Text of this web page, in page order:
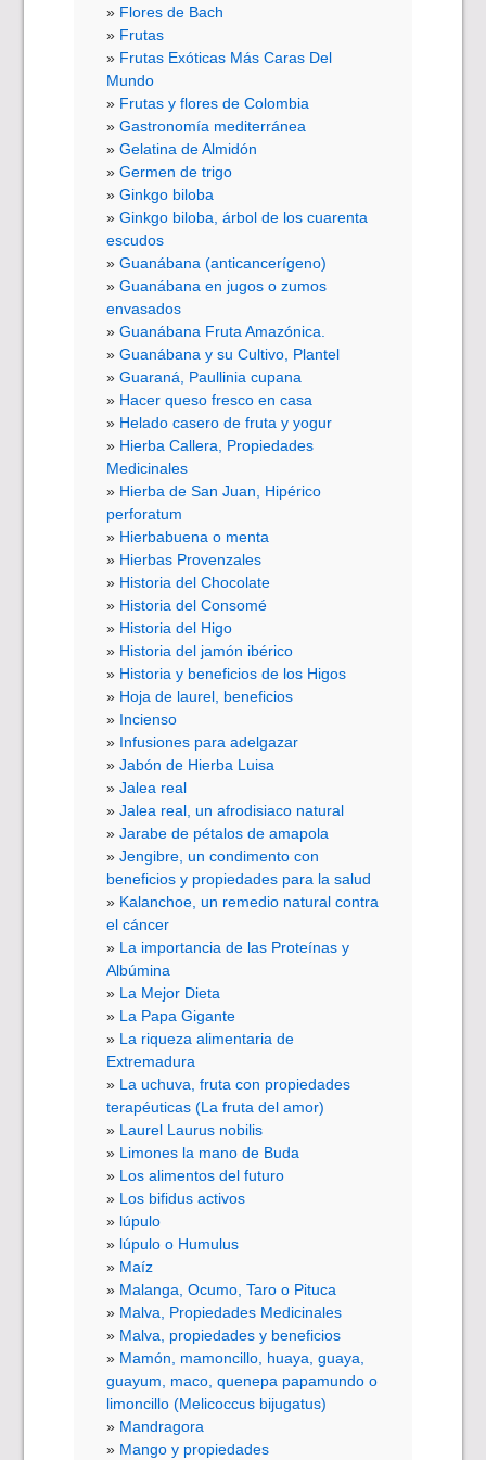
Flores de Bach
Frutas
Frutas Exóticas Más Caras Del
Mundo
Frutas y flores de Colombia
Gastronomía mediterránea
Gelatina de Almidón
Germen de trigo
Ginkgo biloba
Ginkgo biloba, árbol de los cuarenta
escudos
Guanábana (anticancerígeno)
Guanábana en jugos o zumos
envasados
Guanábana Fruta Amazónica.
Guanábana y su Cultivo, Plantel
Guaraná, Paullinia cupana
Hacer queso fresco en casa
Helado casero de fruta y yogur
Hierba Callera, Propiedades
Medicinales
Hierba de San Juan, Hipérico
perforatum
Hierbabuena o menta
Hierbas Provenzales
Historia del Chocolate
Historia del Consomé
Historia del Higo
Historia del jamón ibérico
Historia y beneficios de los Higos
Hoja de laurel, beneficios
Incienso
Infusiones para adelgazar
Jabón de Hierba Luisa
Jalea real
Jalea real, un afrodisiaco natural
Jarabe de pétalos de amapola
Jengibre, un condimento con
beneficios y propiedades para la salud
Kalanchoe, un remedio natural contra
el cáncer
La importancia de las Proteínas y
Albúmina
La Mejor Dieta
La Papa Gigante
La riqueza alimentaria de
Extremadura
La uchuva, fruta con propiedades
terapéuticas (La fruta del amor)
Laurel Laurus nobilis
Limones la mano de Buda
Los alimentos del futuro
Los bifidus activos
lúpulo
lúpulo o Humulus
Maíz
Malanga, Ocumo, Taro o Pituca
Malva, Propiedades Medicinales
Malva, propiedades y beneficios
Mamón, mamoncillo, huaya, guaya,
guayum, maco, quenepa papamundo o
limoncillo (Melicoccus bijugatus)
Mandragora
Mango y propiedades